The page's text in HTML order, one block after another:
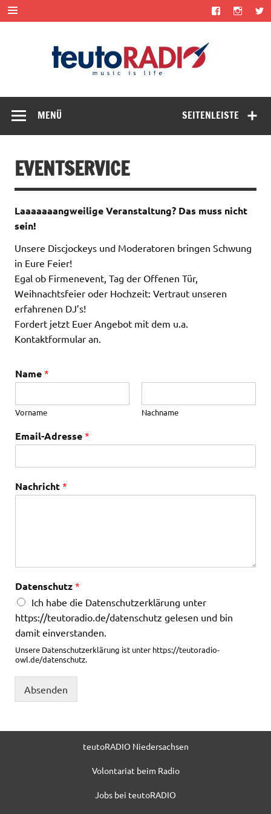
Zum
Inhalt
springen
SEITENLEISTE
MENÜ
EVENTSERVICE
Laaaaaaangweilige Veranstaltung? Das muss nicht
sein!
Unsere Discjockeys und Moderatoren bringen Schwung
in Eure Feier!
Egal ob Firmenevent, Tag der Offenen Tür,
Weihnachtsfeier oder Hochzeit: Vertraut unseren
erfahrenen DJ’s!
Fordert jetzt Euer Angebot mit dem u.a.
Kontaktformular an.
Name *
Vorname Nachname
Email-Adresse *
Nachricht *
Datenschutz *
Ich habe die Datenschutzerklärung unter
https://teutoradio.de/datenschutz gelesen und bin
damit einverstanden.
Unsere Datenschutzerklärung ist unter https://teutoradio-
owl.de/datenschutz.
Absenden
teutoRADIO Niedersachsen
Volontariat beim Radio
Jobs bei teutoRADIO